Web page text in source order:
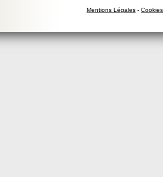
Mentions Légales - Cookies